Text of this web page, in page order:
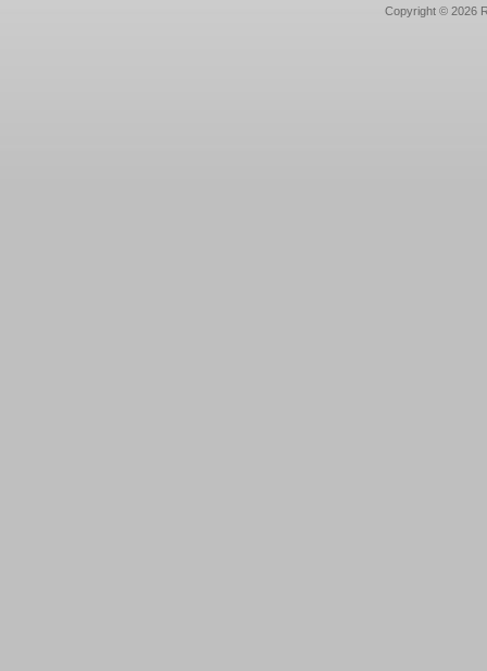
Copyright © 2026